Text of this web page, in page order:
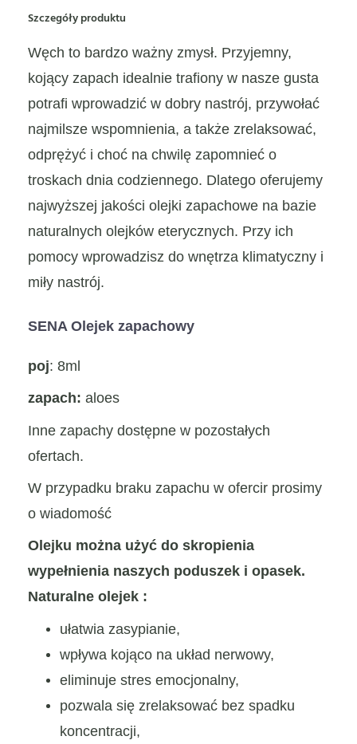
Szczegóły produktu
Węch to bardzo ważny zmysł. Przyjemny,
kojący zapach idealnie trafiony w nasze gusta
potrafi wprowadzić w dobry nastrój, przywołać
najmilsze wspomnienia, a także zrelaksować,
odprężyć i choć na chwilę zapomnieć o
troskach dnia codziennego. Dlatego oferujemy
najwyższej jakości olejki zapachowe na bazie
naturalnych olejków eterycznych. Przy ich
pomocy wprowadzisz do wnętrza klimatyczny i
miły nastrój.
SENA Olejek zapachowy
poj: 8ml
zapach: aloes
Inne zapachy dostępne w pozostałych
ofertach.
W przypadku braku zapachu w ofercir prosimy
o wiadomość
Olejku można użyć do skropienia
wypełnienia naszych poduszek i opasek.
Naturalne olejek :
ułatwia zasypianie,
wpływa kojąco na układ nerwowy,
eliminuje stres emocjonalny,
pozwala się zrelaksować bez spadku
koncentracji,